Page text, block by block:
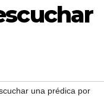
una prédica por